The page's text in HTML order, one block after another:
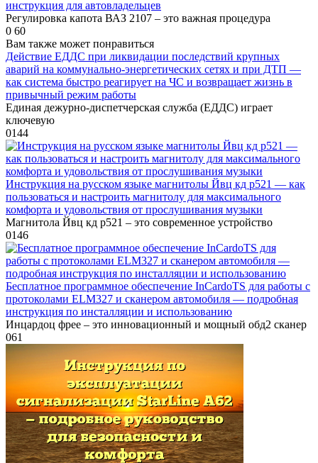
инструкция для автовладельцев
Регулировка капота ВАЗ 2107 – это важная процедура
0 60
Вам также может понравиться
Действие ЕДДС при ликвидации последствий крупных
аварий на коммунально-энергетических сетях и при ДТП —
как система быстро реагирует на ЧС и возвращает жизнь в
привычный режим работы
Единая дежурно-диспетчерская служба (ЕДДС) играет
ключевую
0144
Инструкция на русском языке магнитолы Йвц кд р521 — как
пользоваться и настроить магнитолу для максимального
комфорта и удовольствия от прослушивания музыки
Магнитола Йвц кд р521 – это современное устройство
0146
Бесплатное программное обеспечение InCardoTS для работы с
протоколами ELM327 и сканером автомобиля — подробная
инструкция по инсталляции и использованию
Инцардоц фрее – это инновационный и мощный обд2 сканер
061